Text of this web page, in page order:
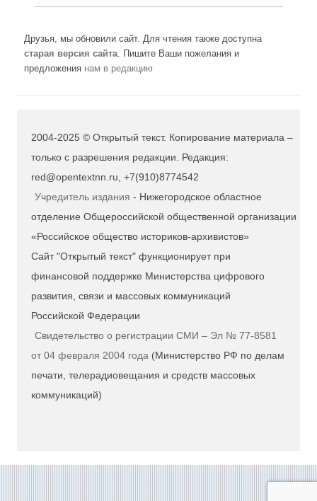
Друзья, мы обновили сайт. Для чтения также доступна
старая версия сайта. Пишите Ваши пожелания и
предложения нам в редакцию
2004-2025 © Открытый текст. Копирование материала –
только с разрешения редакции. Редакция:
red@opentextnn.ru, +7(910)8774542
Учредитель издания - Нижегородское областное
отделение Общероссийской общественной организации
«Российское общество историков-архивистов»
Сайт "Открытый текст" функционирует при
финансовой поддержке Министерства цифрового
развития, связи и массовых коммуникаций
Российской Федерации
Свидетельство о регистрации СМИ – Эл № 77-8581
от 04 февраля 2004 года (Министерство РФ по делам
печати, телерадиовещания и средств массовых
коммуникаций)